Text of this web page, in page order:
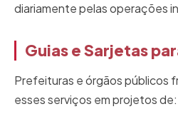
diariamente pelas operações
Guias e Sarjetas
Prefeituras e órgãos públicos
esses serviços em projetos de: